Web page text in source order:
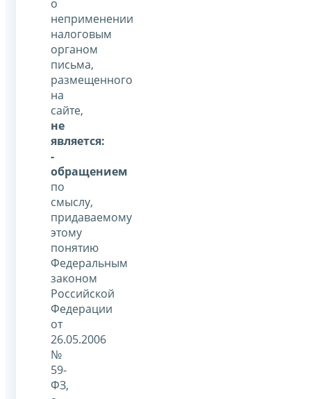
о
неприменении
налоговым
органом
письма,
размещенного
на
сайте,
не
является:
-
обращением
по
смыслу,
придаваемому
этому
понятию
Федеральным
законом
Российской
Федерации
от
26.05.2006
№
59-
ФЗ,